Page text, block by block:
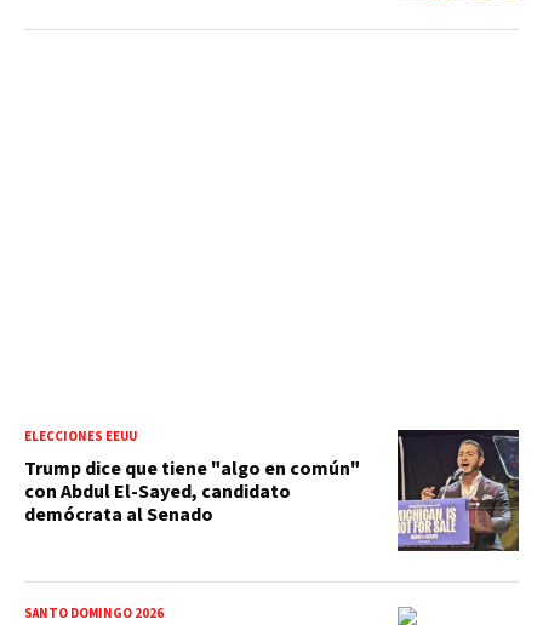
ELECCIONES EEUU
Trump dice que tiene "algo en común"
con Abdul El-Sayed, candidato
demócrata al Senado
SANTO DOMINGO 2026